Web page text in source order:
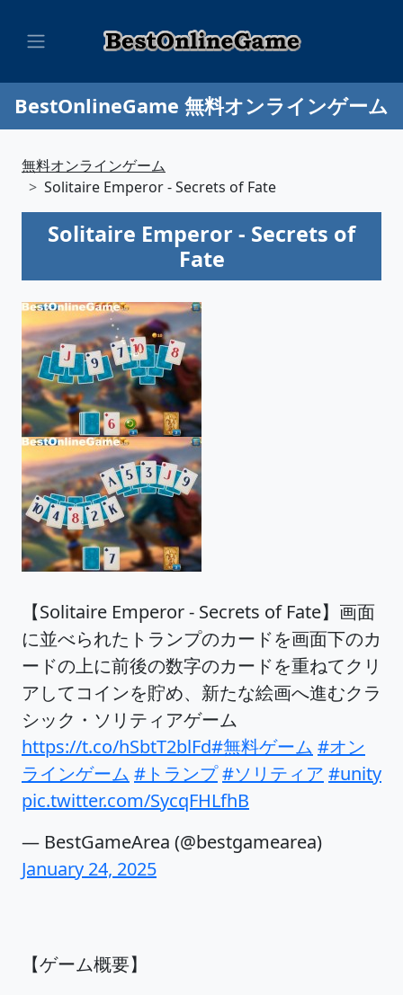
BestOnlineGame 無料オンラインゲーム
無料オンラインゲーム
Solitaire Emperor - Secrets of Fate
Solitaire Emperor - Secrets of
Fate
【Solitaire Emperor - Secrets of Fate】画面
に並べられたトランプのカードを画面下のカ
ードの上に前後の数字のカードを重ねてクリ
アしてコインを貯め、新たな絵画へ進むクラ
シック・ソリティアゲーム
https://t.co/hSbtT2blFd#無料ゲーム #オン
ラインゲーム #トランプ#ソリティア #unity
pic.twitter.com/SycqFHLfhB
— BestGameArea (@bestgamearea)
January 24, 2025
【ゲーム概要】